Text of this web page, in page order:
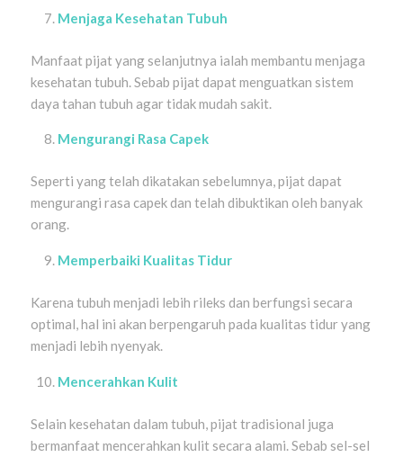
Menjaga Kesehatan Tubuh
Manfaat pijat yang selanjutnya ialah membantu menjaga
kesehatan tubuh. Sebab pijat dapat menguatkan sistem
daya tahan tubuh agar tidak mudah sakit.
Mengurangi Rasa Capek
Seperti yang telah dikatakan sebelumnya, pijat dapat
mengurangi rasa capek dan telah dibuktikan oleh banyak
orang.
Memperbaiki Kualitas Tidur
Karena tubuh menjadi lebih rileks dan berfungsi secara
optimal, hal ini akan berpengaruh pada kualitas tidur yang
menjadi lebih nyenyak.
Mencerahkan Kulit
Selain kesehatan dalam tubuh, pijat tradisional juga
bermanfaat mencerahkan kulit secara alami. Sebab sel-sel